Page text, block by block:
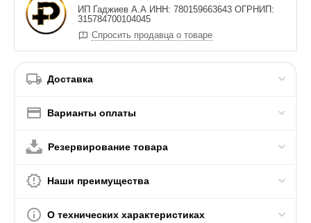
ИП Гаджиев А.А ИНН: 780159663643 ОГРНИП:
315784700104045
Спросить продавца о товаре
Доставка
Варианты оплаты
Резервирование товара
Наши преимущества
О технических характеристиках